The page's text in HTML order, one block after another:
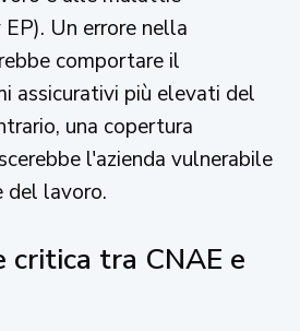
Un errore nella
comportare il
assicurativi più elevati del
una copertura
l'azienda vulnerabile
del lavoro.
critica tra CNAE e